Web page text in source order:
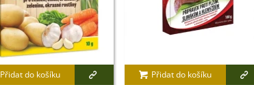
Přidat do košíku Přidat do košíku